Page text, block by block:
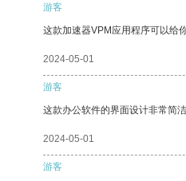
游客
这款加速器VPM应用程序可以给
2024-05-01
游客
这款办公软件的界面设计非常简
2024-05-01
游客